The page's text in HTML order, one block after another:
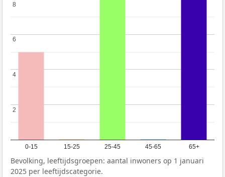
0-15 15-25 25-45 45-65 65+
2
2
4
4
6
6
8
8
Bevolking, leeftijdsgroepen: aantal inwoners op 1 januari
2025 per leeftijdscategorie.